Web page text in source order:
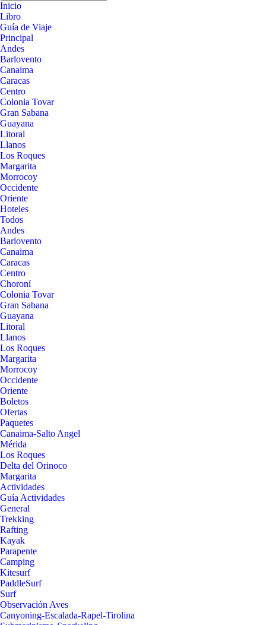
Inicio
Libro
Guía de Viaje
Principal
Andes
Barlovento
Canaima
Caracas
Centro
Colonia Tovar
Gran Sabana
Guayana
Litoral
Llanos
Los Roques
Margarita
Morrocoy
Occidente
Oriente
Hoteles
Todos
Andes
Barlovento
Canaima
Caracas
Centro
Choroní
Colonia Tovar
Gran Sabana
Guayana
Litoral
Llanos
Los Roques
Margarita
Morrocoy
Occidente
Oriente
Boletos
Ofertas
Paquetes
Canaima-Salto Angel
Mérida
Los Roques
Delta del Orinoco
Margarita
Actividades
Guía Actividades
General
Trekking
Rafting
Kayak
Parapente
Camping
Kitesurf
PaddleSurf
Surf
Observación Aves
Canyoning-Escalada-Rapel-Tirolina